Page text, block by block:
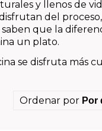
y llenos de
del
que la
un plato.
se disfruta más
Ordenar por Por